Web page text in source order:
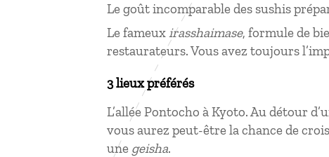
Le goût incomparable des sushis
Le fameuxirasshaimase, formule de
restaurateurs. Vous avez toujours
3 lieux préférés
L’allée Pontocho à Kyoto. Au détour
vous aurez peut-être la chance de
une geisha.